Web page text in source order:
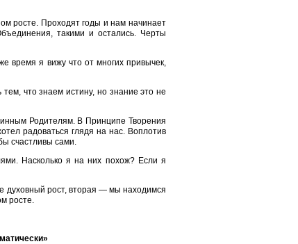
росте. Проходят годы и нам начинает
такими и остались. Черты
время я вижу что от многих привычек,
что знаем истину, но знание это не
Родителям. В Принципе Творения
радоваться глядя на нас. Воплотив
счастливы сами.
Насколько я на них похож? Если я
духовный рост, вторая — мы находимся
росте.